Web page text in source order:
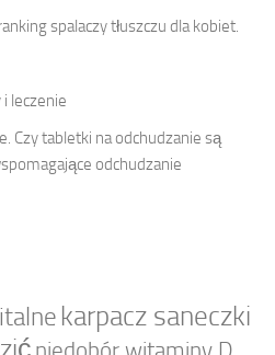
spalaczy tłuszczu dla kobiet.
leczenie
Czy tabletki na odchudzanie są
odchudzanie
karpacz saneczki